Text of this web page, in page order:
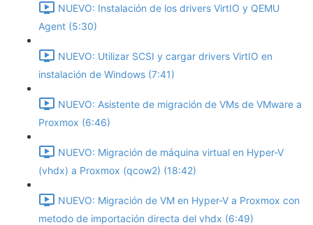
NUEVO: Instalación de los drivers VirtIO y QEMU
Agent (5:30)
NUEVO: Utilizar SCSI y cargar drivers VirtIO en
instalación de Windows (7:41)
NUEVO: Asistente de migración de VMs de VMware a
Proxmox (6:46)
NUEVO: Migración de máquina virtual en Hyper-V
(vhdx) a Proxmox (qcow2) (18:42)
NUEVO: Migración de VM en Hyper-V a Proxmox con
metodo de importación directa del vhdx (6:49)